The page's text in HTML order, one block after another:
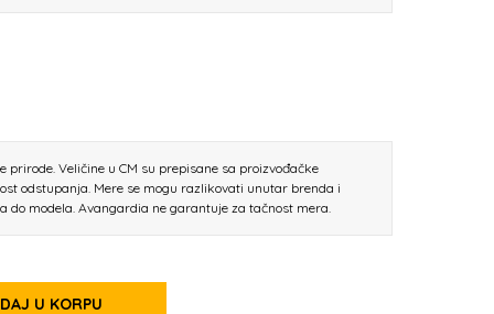
prirode. Veličine u CM su prepisane sa proizvođačke
odstupanja. Mere se mogu razlikovati unutar brenda i
do modela. Avangardia ne garantuje za tačnost mera.
U KORPU